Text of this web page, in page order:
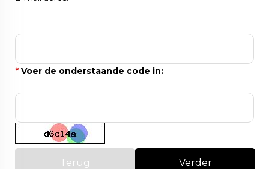
* Voer de onderstaande code in:
Terug Verder